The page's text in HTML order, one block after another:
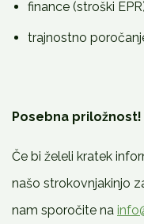
finance (stroški
trajnostno
Posebna priložnost!
Če bi želeli kratek
našo strokovnjakinjo
nam sporočite na